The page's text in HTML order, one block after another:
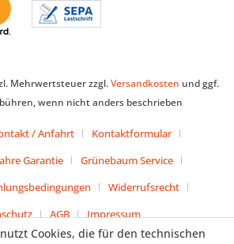
Mehrwertsteuer zzgl.Versandkosten und ggf.
wenn nicht anders beschrieben
/ Anfahrt
Kontaktformular
Garantie
Grünebaum Service
Widerrufsrecht
AGB Impressum
Cookies, die für den technischen